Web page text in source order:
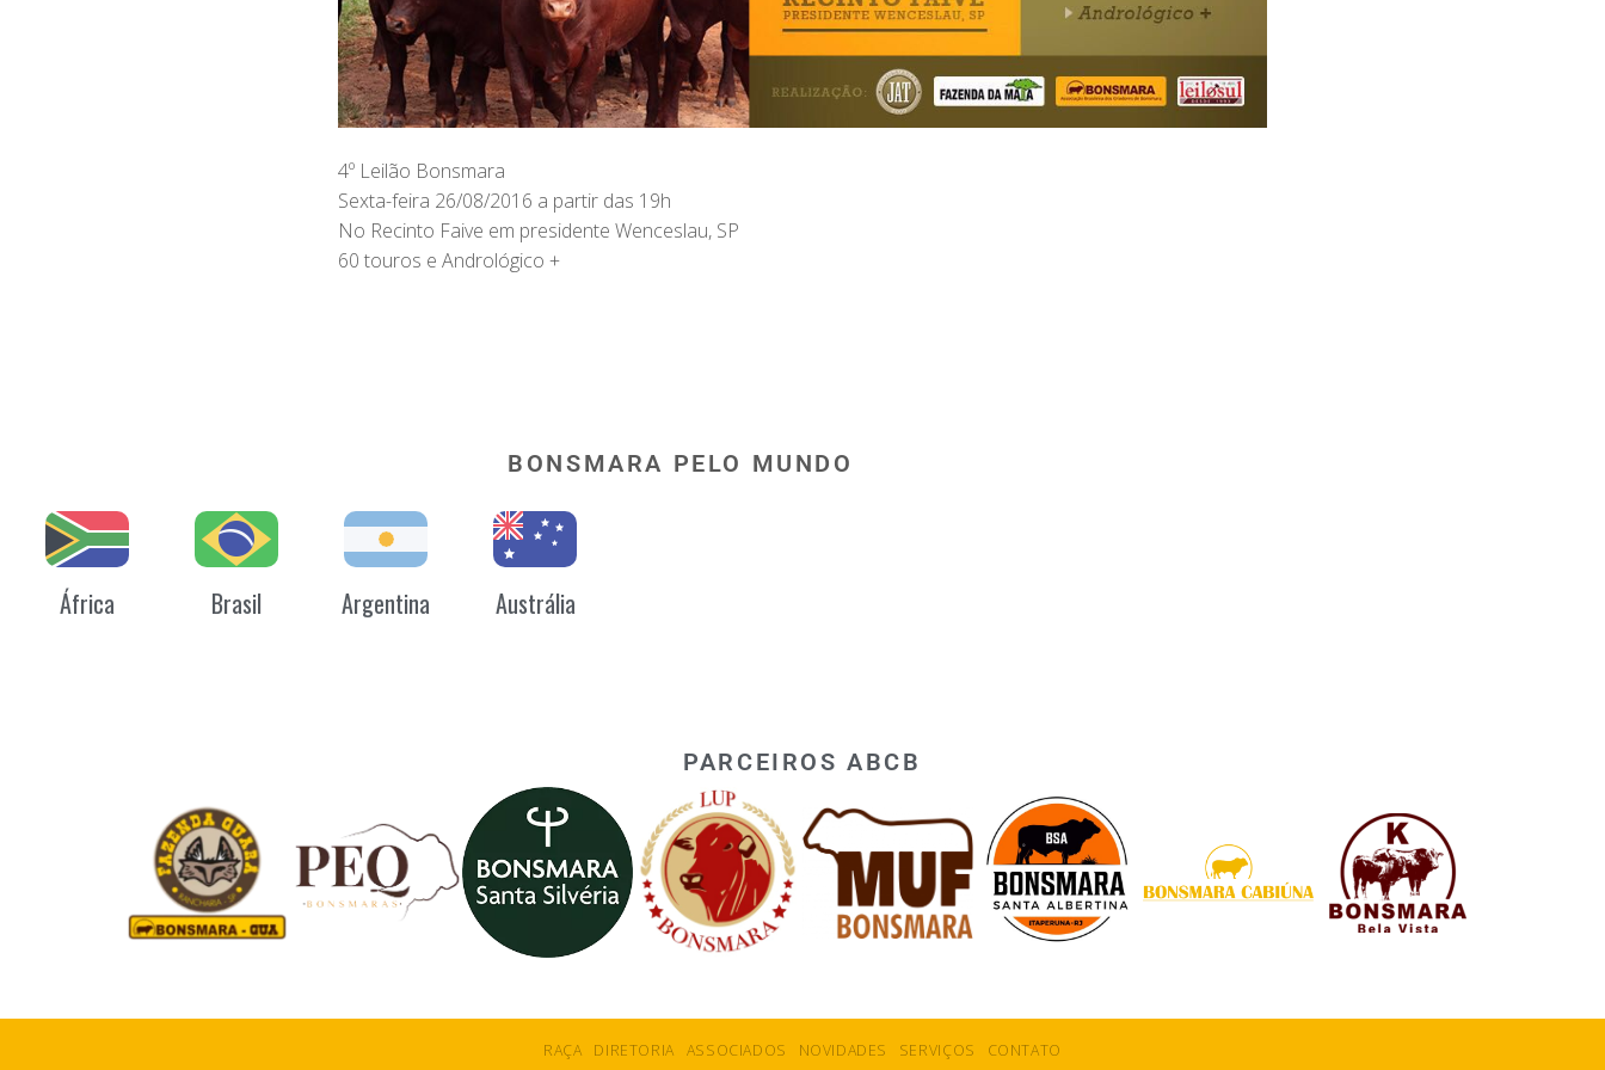
4º Leilão Bonsmara
Sexta-feira 26/08/2016 a partir das 19h
No Recinto Faive em presidente Wenceslau, SP
60 touros e Andrológico +
BONSMARA PELO MUNDO
África Brasil Argentina Austrália
PARCEIROS ABCB
RAÇA DIRETORIA ASSOCIADOS NOVIDADES SERVIÇOS CONTATO